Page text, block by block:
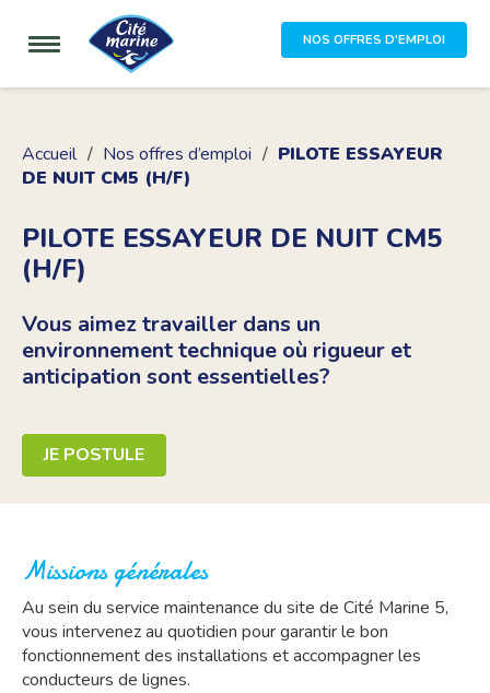
NOS OFFRES D'EMPLOI
Accueil Nos offres d’emploi
PILOTE ESSAYEUR
DE NUIT CM5 (H/F)
PILOTE ESSAYEUR DE NUIT CM5
(H/F)
Vous aimez travailler dans un
environnement technique où rigueur et
anticipation sont essentielles?
JE POSTULE
Missions générales
Au sein du service maintenance du site de Cité Marine 5,
vous intervenez au quotidien pour garantir le bon
fonctionnement des installations et accompagner les
conducteurs de lignes.